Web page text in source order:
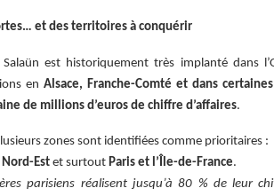
et des territoires à conquérir
est historiquement très implanté dans
en Alsace, Franche-Comté et dans
de millions d’euros de chiffre d’affaires.
zones sont identifiées comme prioritaires :
Nord-Estet surtout Paris et l’Île-de-France.
parisiens réalisent jusqu’à 80 % de leur